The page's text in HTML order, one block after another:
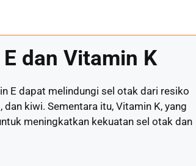
dan Vitamin K
E dapat melindungi sel otak dari resiko
kiwi. Sementara itu, Vitamin K, yang
meningkatkan kekuatan sel otak dan